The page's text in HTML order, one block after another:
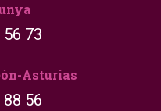
56 73
Asturias
88 56